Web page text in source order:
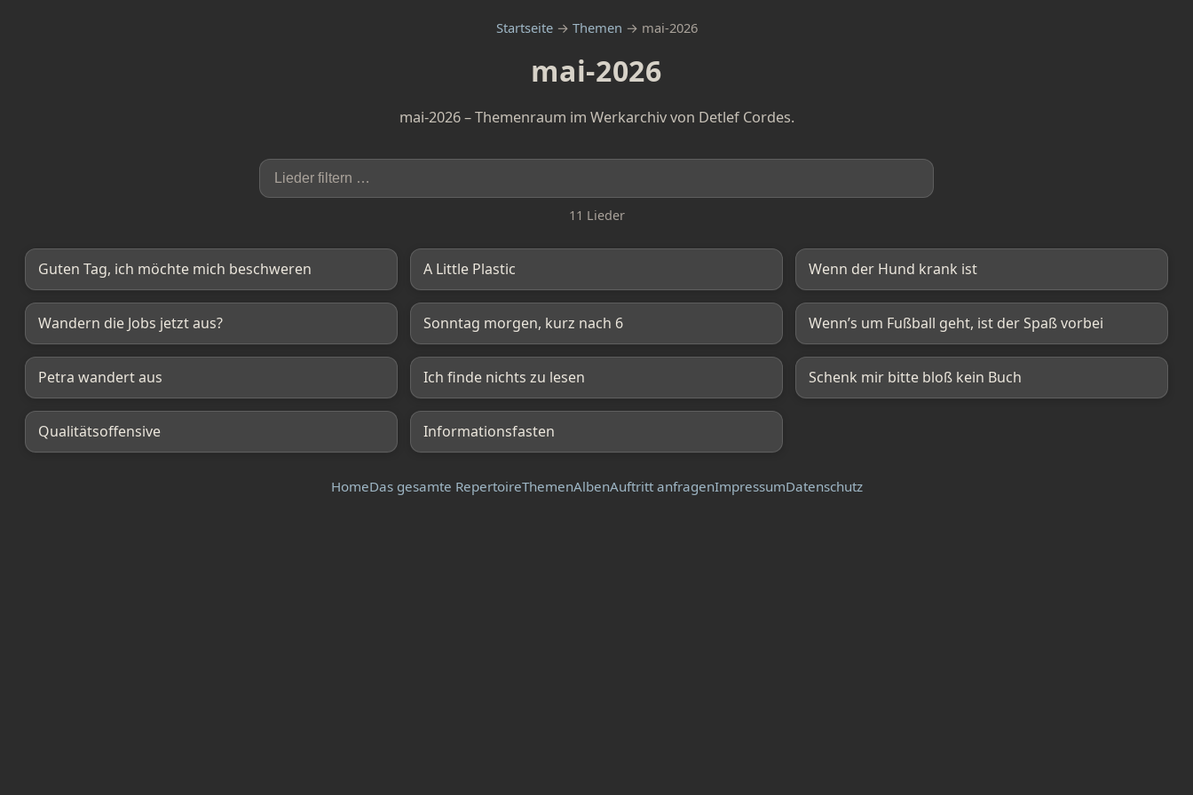
Startseite→ Themen → mai-2026
mai-2026
mai-2026 – Themenraum im Werkarchiv von Detlef Cordes.
11 Lieder
Guten Tag, ich möchte mich beschweren A Little Plastic Wenn der Hund krank ist
Wandern die Jobs jetzt aus? Sonntag morgen, kurz nach 6 Wenn’s um Fußball geht, ist der Spaß vorbei
Petra wandert aus Ich finde nichts zu lesen Schenk mir bitte bloß kein Buch
Qualitätsoffensive Informationsfasten
HomeDas gesamte RepertoireThemenAlbenAuftritt anfragenImpressumDatenschutz